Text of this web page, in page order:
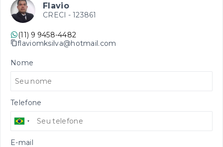
Flavio
CRECI - 123861
(11) 9 9458-4482
flaviomksilva@hotmail.com
Nome
Telefone
E-mail